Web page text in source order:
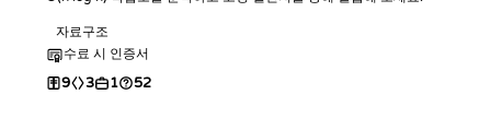
자료구조
수료 시 인증서
9 3 1 52